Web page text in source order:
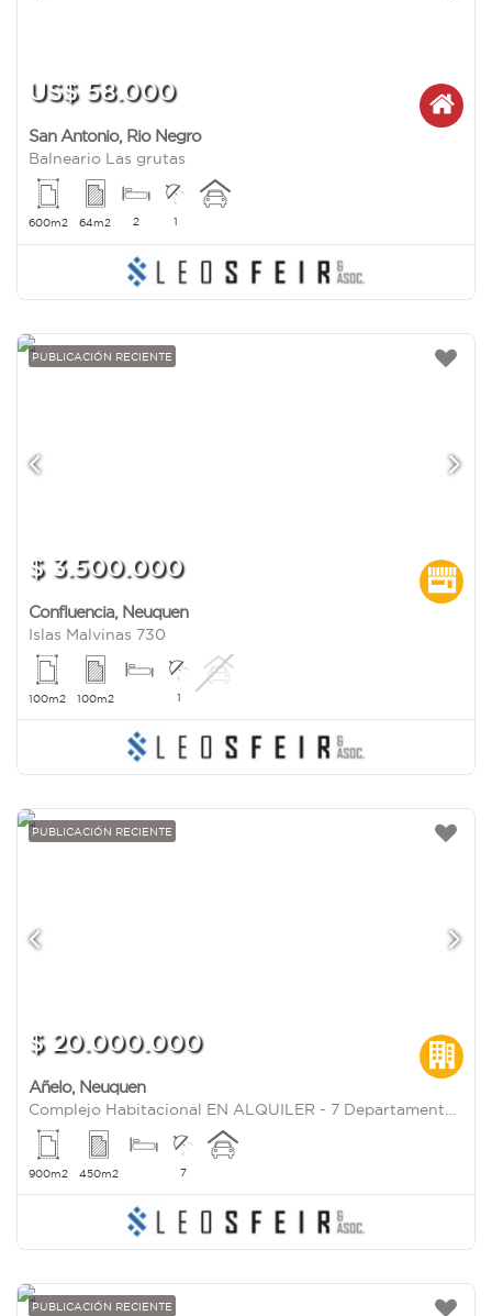
US$ 58.000
San Antonio, Rio Negro
Balneario Las grutas
600m2 64m2 2 1
PUBLICACIÓN RECIENTE
$ 3.500.000
Confluencia, Neuquen
Islas Malvinas 730
100m2 100m2 1
PUBLICACIÓN RECIENTE
$ 20.000.000
Añelo, Neuquen
900m2 450m2 7
PUBLICACIÓN RECIENTE